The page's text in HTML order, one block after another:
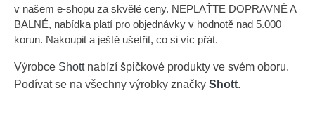
v našem e-shopu za skvělé ceny. NEPLAŤTE DOPRAVNÉ A
BALNÉ, nabídka platí pro objednávky v hodnotě nad 5.000
korun. Nakoupit a ještě ušetřit, co si víc přát.
Výrobce Shottnabízí špičkové produkty ve svém oboru.
Podívat se na všechny výrobky značky Shott.